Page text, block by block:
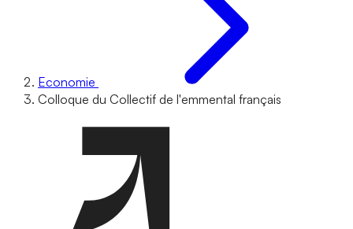
Economie
Colloque du Collectif de l'emmental français